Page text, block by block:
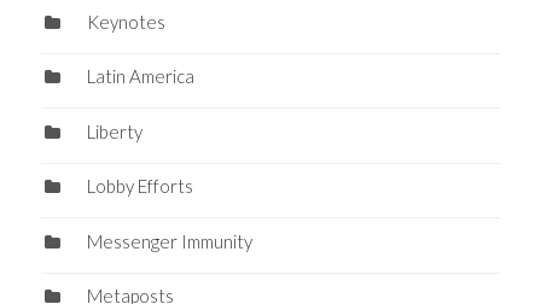
Keynotes
Latin America
Liberty
Lobby Efforts
Messenger Immunity
Metaposts